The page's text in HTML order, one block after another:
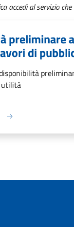
accedi al servizio
preliminare
di
utilità